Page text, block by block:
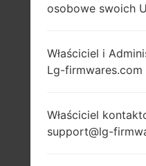
osobowe swoich
Właściciel i
Lg-firmwares.com
Właściciel
support@lg-